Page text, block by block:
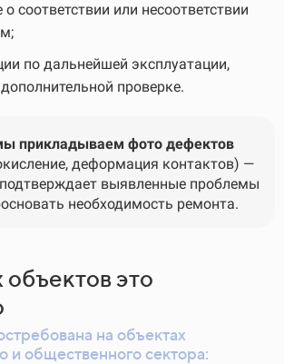
соответствии или несоответствии
по дальнейшей эксплуатации,
проверке.
прикладываем фото дефектов
деформация контактов) —
выявленные проблемы
необходимость ремонта.
это
на объектах
и общественного сектора: